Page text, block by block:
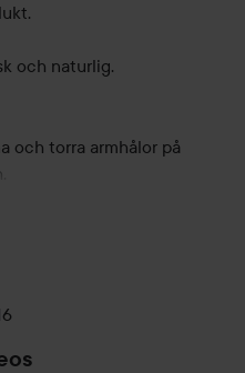
och naturlig.
och torra armhålor på